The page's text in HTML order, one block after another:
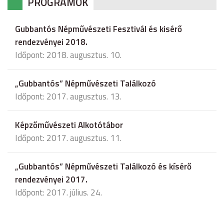
Gubbantós Népművészeti Fesztivál és kisérő
rendezvényei 2018.
Időpont: 2018. augusztus. 10.
„Gubbantós” Népművészeti Találkozó
Időpont: 2017. augusztus. 13.
Képzőművészeti Alkotótábor
Időpont: 2017. augusztus. 11.
„Gubbantós” Népművészeti Találkozó és kísérő
rendezvényei 2017.
Időpont: 2017. július. 24.